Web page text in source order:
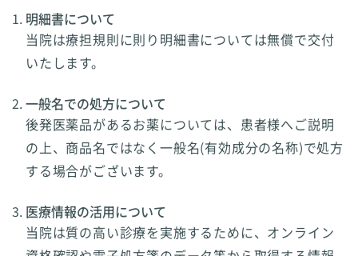
明細書について
当院は療担規則に則り明細書については無償で交付
いたします。
一般名での処方について
後発医薬品があるお薬については、患者様へご説明
の上、商品名ではなく一般名(有効成分の名称)で処方
する場合がございます。
医療情報の活用について
当院は質の高い診療を実施するために、オンライン